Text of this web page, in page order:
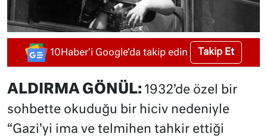
10Haber'i Google'da takip edin Takip Et
ALDIRMA GÖNÜL: 1932’de özel bir
sohbette okuduğu bir hiciv nedeniyle
“Gazi’yi ima ve telmihen tahkir ettiği